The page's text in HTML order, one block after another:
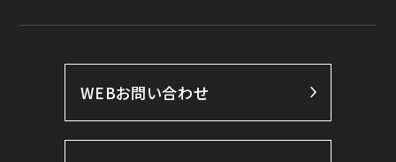
WEBお問い合わせ